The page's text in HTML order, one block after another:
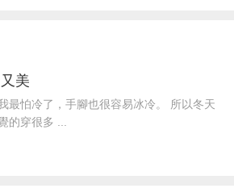
美
最怕冷了，手腳也很容易冰冷。 所以冬天
的穿很多 ...